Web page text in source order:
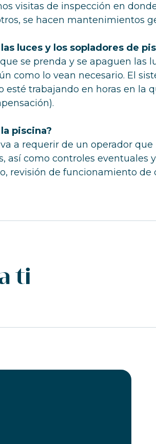
visitas de inspección en
se hacen mantenimientos
luces y los sopladores de
se prenda y se apaguen las
como lo vean necesario. El
trabajando en horas en la
piscina?
a requerir de un operador
así como controles eventuales
revisión de funcionamiento de
ti